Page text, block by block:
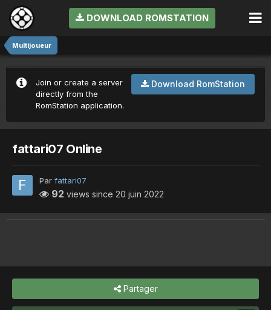
DOWNLOAD ROMSTATION
Multijoueur
Download RomStation
Join or create a server
directly from the
RomStation application.
fattari07 Online
Par fattari07
92 views since 20 juin 2022
Partager